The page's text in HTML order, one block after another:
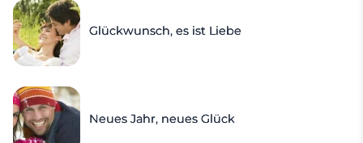
Glückwunsch, es ist Liebe
Neues Jahr, neues Glück